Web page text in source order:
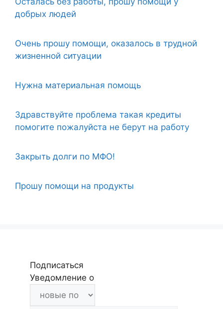
добрых людей
Очень прошу помощи, оказалось в трудной
жизненной ситуации
Нужна материальная помощь
Здравствуйте проблема такая кредиты
помогите пожалуйста не берут на работу
Закрыть долги по МФО!
Прошу помощи на продукты
Подписаться
Уведомление о